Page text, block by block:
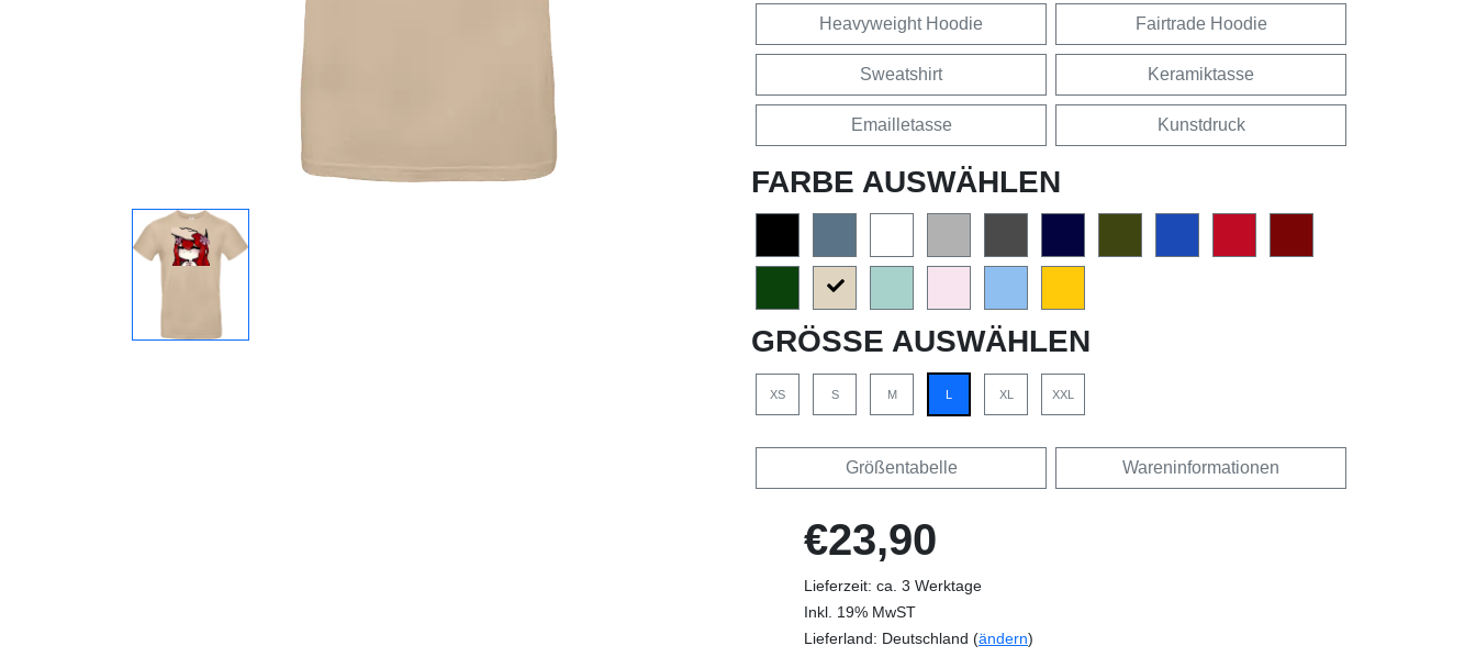
Heavyweight Hoodie Fairtrade Hoodie
Sweatshirt Keramiktasse
Emailletasse Kunstdruck
FARBE AUSWÄHLEN
GRÖSSE AUSWÄHLEN
XS S M L XL XXL
Größentabelle Wareninformationen
€23,90
Lieferzeit: ca. 3 Werktage
Inkl. 19% MwST
Lieferland: Deutschland (ändern)